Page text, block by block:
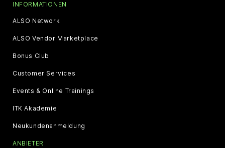
INFORMATIONEN
ALSO Network
ALSO Vendor Marketplace
Bonus Club
Customer Services
Events & Online Trainings
ITK Akademie
Neukundenanmeldung
ANBIETER